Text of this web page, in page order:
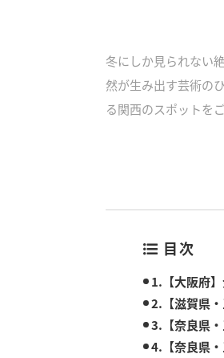
冬にしか見られない
然が生み出す芸術の
る関西のスポットを
目次
1.【大阪府
2.【滋賀県
3.【奈良県
4.【奈良県